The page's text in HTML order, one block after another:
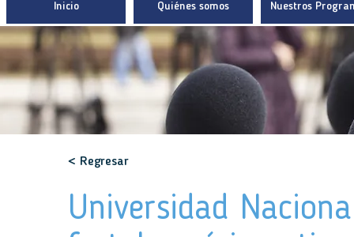
Inicio Quiénes somos Nuestros
< Regresar
Universidad